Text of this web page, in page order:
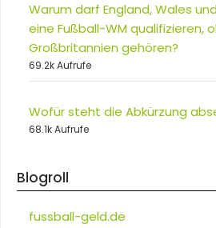
Warum darf England, Wales
eine Fußball-WM qualifizieren,
Großbritannien gehören?
69.2k Aufrufe
Wofür steht die Abkürzung
68.1k Aufrufe
Blogroll
fussball-geld.de